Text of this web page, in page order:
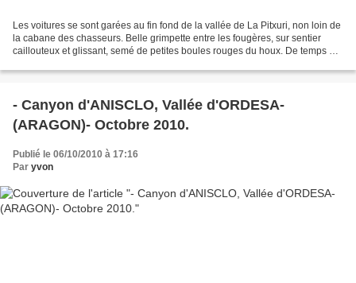
Les voitures se sont garées au fin fond de la vallée de La Pitxuri, non loin de
la cabane des chasseurs. Belle grimpette entre les fougères, sur sentier
caillouteux et glissant, semé de petites boules rouges du houx. De temps en
- Canyon d'ANISCLO, Vallée d'ORDESA-
(ARAGON)- Octobre 2010.
Publié le 06/10/2010 à 17:16
Par yvon